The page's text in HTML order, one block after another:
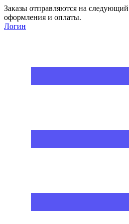
Заказы отправляются на
оформления и оплаты.
Логин